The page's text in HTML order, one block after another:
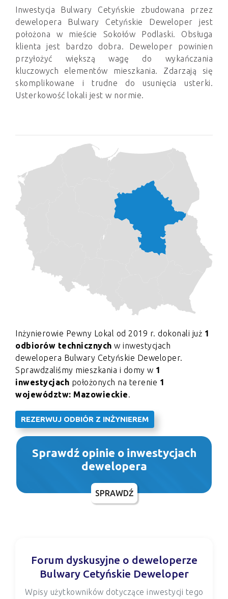
Inwestycja Bulwary Cetyńskie zbudowana przez
dewelopera Bulwary Cetyńskie Deweloper jest
położona w mieście Sokołów Podlaski. Obsługa
klienta jest bardzo dobra. Deweloper powinien
przyłożyć większą wagę do wykańczania
kluczowych elementów mieszkania. Zdarzają się
skomplikowane i trudne do usunięcia usterki.
Usterkowość lokali jest w normie.
Inżynierowie Pewny Lokal od 2019 r. dokonali już 1
odbiorów technicznych w inwestycjach
dewelopera Bulwary Cetyńskie Deweloper.
Sprawdzaliśmy mieszkania i domy w 1
inwestycjach położonych na terenie 1
województw: Mazowieckie.
REZERWUJ ODBIÓR Z INŻYNIEREM
Sprawdź opinie o inwestycjach
dewelopera
SPRAWDŹ
Forum dyskusyjne o deweloperze
Bulwary Cetyńskie Deweloper
Wpisy użytkowników dotyczące inwestycji tego